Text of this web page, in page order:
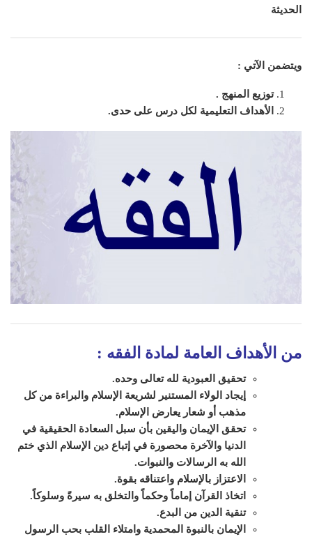
الحديثة
ويتضمن الآتي :
توزيع المنهج .
الأهداف التعليمية لكل درس على حدى.
من الأهداف العامة لمادة الفقه :
تحقيق العبودية لله تعالى وحده.
إيجاد الولاء المستنير لشريعة الإسلام والبراءة من كل
مذهب أو شعار يعارض الإسلام.
تحقق الإيمان واليقين بأن سبل السعادة الحقيقية في
الدنيا والآخرة محصورة في إتباع دين الإسلام الذي ختم
الله به الرسالات والنبوات.
الاعتزاز بالإسلام واعتناقه بقوة.
اتخاذ القرآن إماماً وحكماً والتخلق به سيرةً وسلوكاً.
تنقية الدين من البدع.
الإيمان بالنبوة المحمدية وامتلاء القلب بحب الرسول